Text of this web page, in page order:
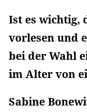
Ist es wichtig,
vorlesen und
bei der Wahl
im Alter von
Sabine